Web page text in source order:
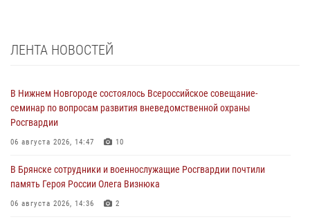
ЛЕНТА НОВОСТЕЙ
В Нижнем Новгороде состоялось Всероссийское совещание-
семинар по вопросам развития вневедомственной охраны
Росгвардии
06 августа 2026, 14:47 10
В Брянске сотрудники и военнослужащие Росгвардии почтили
память Героя России Олега Визнюка
06 августа 2026, 14:36 2